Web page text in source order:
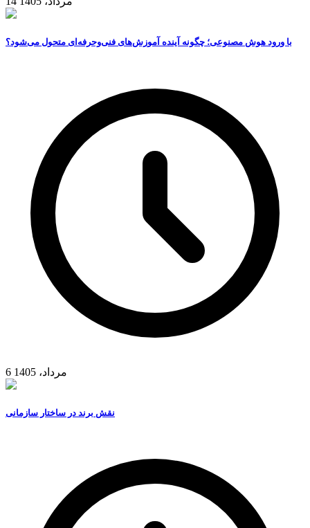
با ورود هوش مصنوعی؛ چگونه آینده آموزش‌های فنی‌وحرفه‌ای متحول می‌شود؟
6 مرداد، 1405
نقش برند در ساختار سازمانی